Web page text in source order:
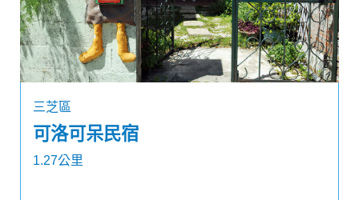
三芝區
可洛可呆民宿
1.27公里